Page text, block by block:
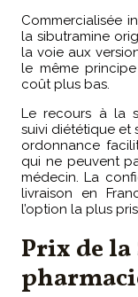
Commercialisée
la sibutramine
la voie aux
le même
coût plus bas.
Le recours à la
suivi diététique et
ordonnance
qui ne peuvent
médecin. La
livraison en
l’option la plus
Prix de